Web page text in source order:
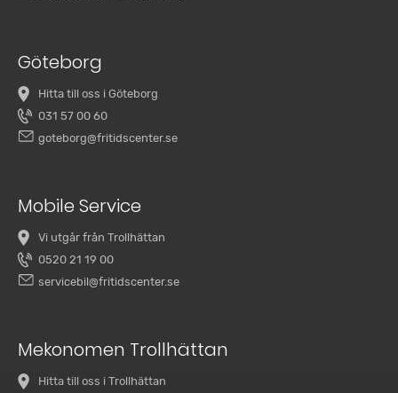
Göteborg
Hitta till oss i Göteborg
031 57 00 60
goteborg@fritidscenter.se
Mobile Service
Vi utgår från Trollhättan
0520 21 19 00
servicebil@fritidscenter.se
Mekonomen Trollhättan
Hitta till oss i Trollhättan